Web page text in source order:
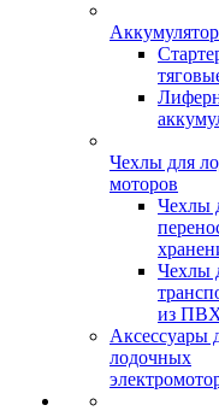
Чехлы для
моторов
Чехлы
Чехлы
из
Аксессуары
лодочных